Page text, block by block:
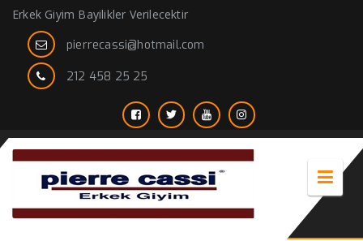
Erkek Giyim Bayilikler Verilecektir
pierrecassi@hotmail.com
212 458 25 25